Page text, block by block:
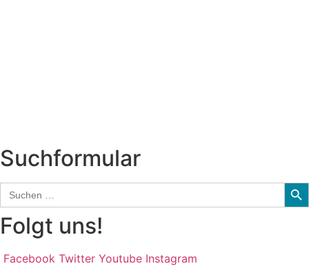
Suchformular
Search
for:
Folgt uns!
Facebook Twitter Youtube Instagram